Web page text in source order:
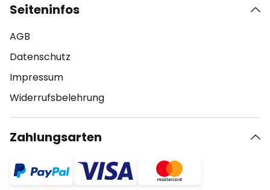
Seiteninfos
AGB
Datenschutz
Impressum
Widerrufsbelehrung
Zahlungsarten